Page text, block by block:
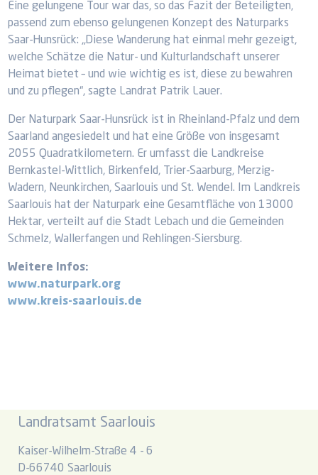
Eine gelungene Tour war das, so das Fazit der Beteiligten,
passend zum ebenso gelungenen Konzept des Naturparks
Saar-Hunsrück: „Diese Wanderung hat einmal mehr gezeigt,
welche Schätze die Natur- und Kulturlandschaft unserer
Heimat bietet – und wie wichtig es ist, diese zu bewahren
und zu pflegen“, sagte Landrat Patrik Lauer.
Der Naturpark Saar-Hunsrück ist in Rheinland-Pfalz und dem
Saarland angesiedelt und hat eine Größe von insgesamt
2055 Quadratkilometern. Er umfasst die Landkreise
Bernkastel-Wittlich, Birkenfeld, Trier-Saarburg, Merzig-
Wadern, Neunkirchen, Saarlouis und St. Wendel. Im Landkreis
Saarlouis hat der Naturpark eine Gesamtfläche von 13000
Hektar, verteilt auf die Stadt Lebach und die Gemeinden
Schmelz, Wallerfangen und Rehlingen-Siersburg.
Weitere Infos:
www.naturpark.org
www.kreis-saarlouis.de
Landratsamt Saarlouis
Kaiser-Wilhelm-Straße 4 - 6
D-66740 Saarlouis